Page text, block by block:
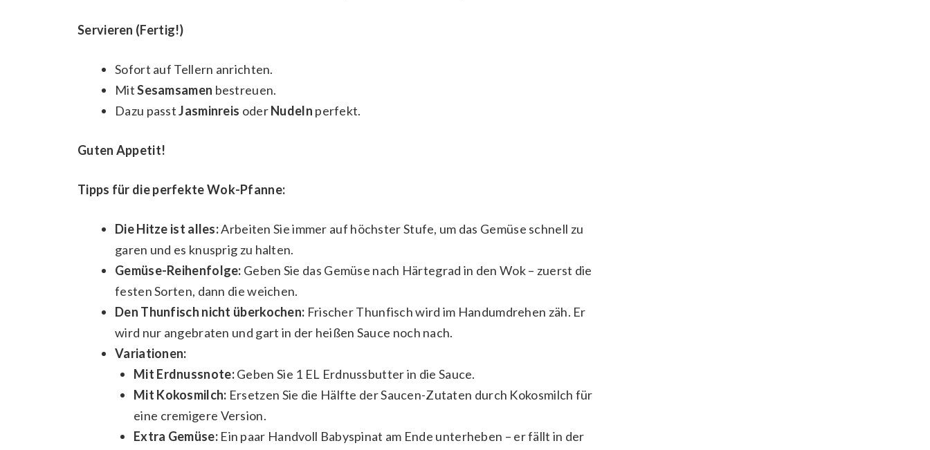
Servieren (Fertig!)
Sofort auf Tellern anrichten.
MitSesamsamen bestreuen.
Dazu passtJasminreis oderNudeln perfekt.
Guten Appetit!
Tipps für die perfekte Wok-Pfanne:
Die Hitze ist alles:Arbeiten Sie immer auf höchster Stufe, um das Gemüse schnell zu
garen und es knusprig zu halten.
Gemüse-Reihenfolge: Geben Sie das Gemüse nach Härtegrad in den Wok – zuerst die
festen Sorten, dann die weichen.
Den Thunfisch nicht überkochen: Frischer Thunfisch wird im Handumdrehen zäh. Er
wird nur angebraten und gart in der heißen Sauce noch nach.
Variationen:
Mit Erdnussnote:Geben Sie 1 EL Erdnussbutter in die Sauce.
Mit Kokosmilch: Ersetzen Sie die Hälfte der Saucen-Zutaten durch Kokosmilch für
eine cremigere Version.
Extra Gemüse:Ein paar Handvoll Babyspinat am Ende unterheben – er fällt in der